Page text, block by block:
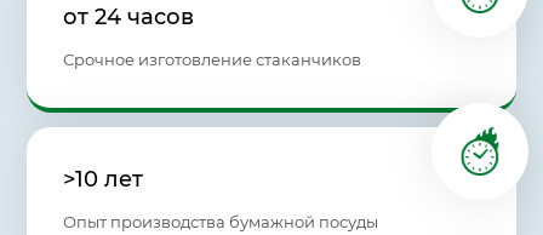
от 24 часов
Срочное изготовление стаканчиков
>10 лет
Опыт производства бумажной посуды